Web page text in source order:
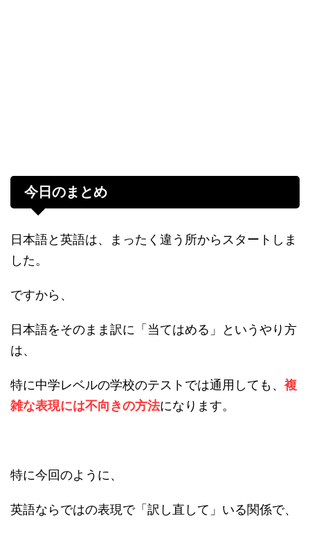
今日のまとめ
日本語と英語は、まったく違う所からスタートしま
した。
ですから、
日本語をそのまま訳に「当てはめる」というやり方
は、
特に中学レベルの学校のテストでは通用しても、 複
雑な表現には不向きの方法になります。
特に今回のように、
英語ならではの表現で「訳し直して」いる関係で、